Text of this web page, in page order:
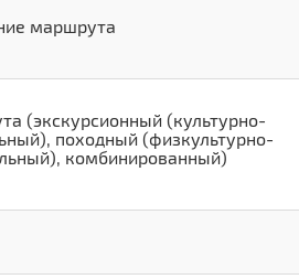
маршрута
(экскурсионный (культурно-
походный (физкультурно-
комбинированный)